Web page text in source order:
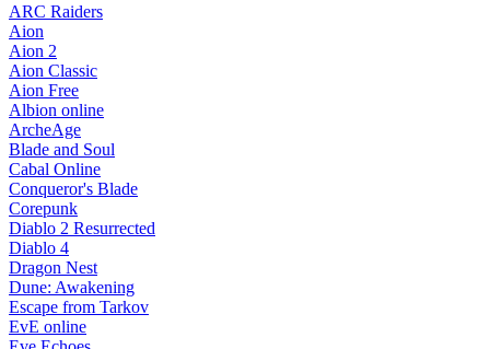
ARC Raiders
Aion
Aion 2
Aion Classic
Aion Free
Albion online
ArcheAge
Blade and Soul
Cabal Online
Conqueror's Blade
Corepunk
Diablo 2 Resurrected
Diablo 4
Dragon Nest
Dune: Awakening
Escape from Tarkov
EvE online